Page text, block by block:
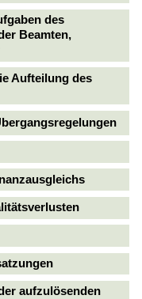
des
Beamten,
Aufteilung des
aufzulösenden